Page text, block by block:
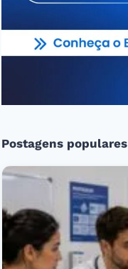
Postagens populares